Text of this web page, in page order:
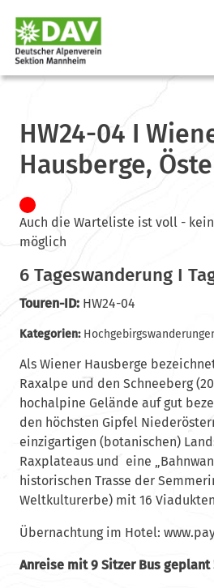
HW24-04 I
Hausberge,
Auch die Warteliste ist voll -
möglich
6 Tageswanderung I
Touren-ID:HW24-04
Kategorien:
Als Wiener Hausberge
Raxalpe und den Schneeberg
hochalpine Gelände auf gut
den höchsten Gipfel
einzigartigen (botanischen)
Raxplateaus und eine
historischen Trasse der
Weltkulturerbe) mit 16
Übernachtung im Hotel:
Anreise mit 9 Sitzer Bus geplant